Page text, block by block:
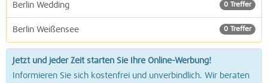
0 Treffer
Berlin Wedding
0 Treffer
Berlin Weißensee
Jetzt und jeder Zeit starten Sie Ihre Online-Werbung!
Informieren Sie sich kostenfrei und unverbindlich. Wir beraten